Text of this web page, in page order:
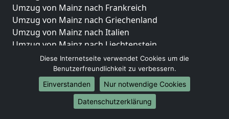
Umzug von Mainz nach Frankreich
Umzug von Mainz nach Griechenland
Umzug von Mainz nach Italien
Umzug von Mainz nach Liechtenstein
Umzug von Mainz nach Luxemburg
Umzug von Mainz nach Niederlande
Umzug von Mainz nach Norwegen
Umzüge-Deutschlandweit
Diese Internetseite verwendet Cookies um die
Benutzerfreundlichkeit zu verbessern.
Einverstanden
Nur notwendige Cookies
Datenschutzerklärung